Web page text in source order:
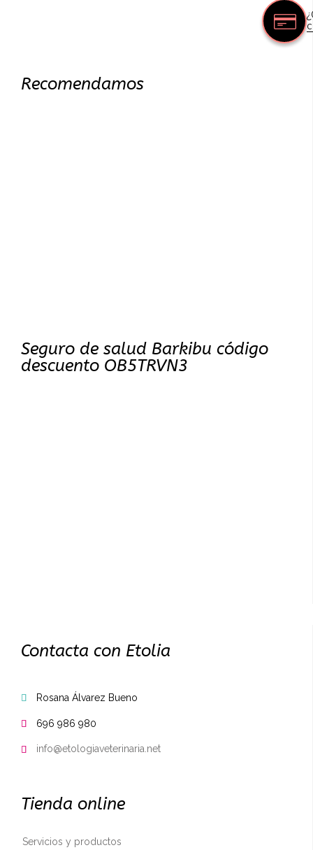
Recomendamos
Seguro de salud Barkibu código
descuento OB5TRVN3
Contacta con Etolia
 Rosana Álvarez Bueno
 696 986 980
 info@etologiaveterinaria.net
Tienda online
Servicios y productos